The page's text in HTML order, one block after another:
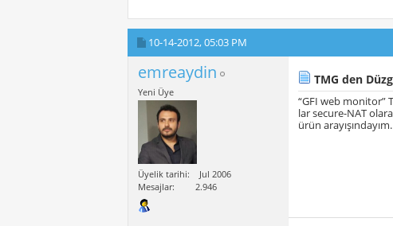
10-14-2012,05:03 PM
emreaydin
Yeni Üye
Üyelik tarihi
Jul 2006
Mesajlar
2.946
TMG den
“GFI web monitor”
lar secure-NAT
ürün arayışındayım.